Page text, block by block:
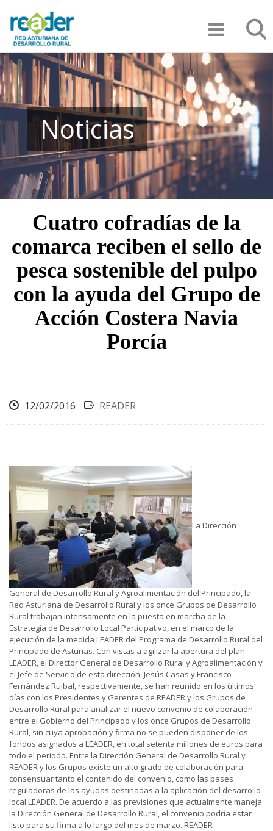
contenido
principal
Noticias
Cuatro cofradías de la
comarca reciben el sello de
pesca sostenible del pulpo
con la ayuda del Grupo de
Acción Costera Navia
Porcía
12/02/2016 READER
La Dirección
General de Desarrollo Rural y Agroalimentación del Principado, la
Red Asturiana de Desarrollo Rural y los once Grupos de Desarrollo
Rural trabajan intensamente en la puesta en marcha de la
Estrategia de Desarrollo Local Participativo, en el marco de la
ejecución de la medida LEADER del Programa de Desarrollo Rural del
Principado de Asturias. Con vistas a agilizar la apertura del plan
LEADER, el Director General de Desarrollo Rural y Agroalimentación y
el Jefe de Servicio de esta dirección, Jesús Casas y Francisco
Fernández Ruibal, respectivamente, se han reunido en los últimos
días con los Presidentes y Gerentes de READER y los Grupos de
Desarrollo Rural para analizar el nuevo convenio de colaboración
entre el Gobierno del Principado y los once Grupos de Desarrollo
Rural, sin cuya aprobación y firma no se pueden disponer de los
fondos asignados a LEADER, en total setenta millones de euros para
todo el periodo. Entre la Dirección General de Desarrollo Rural y
READER y los Grupos existe un alto grado de colaboración para
consensuar tanto el contenido del convenio, como las bases
reguladoras de las ayudas destinadas a la aplicación del desarrollo
local LEADER. De acuerdo a las previsiones que actualmente maneja
la Dirección General de Desarrollo Rural, el convenio podría estar
listo para su firma a lo largo del mes de marzo. READER